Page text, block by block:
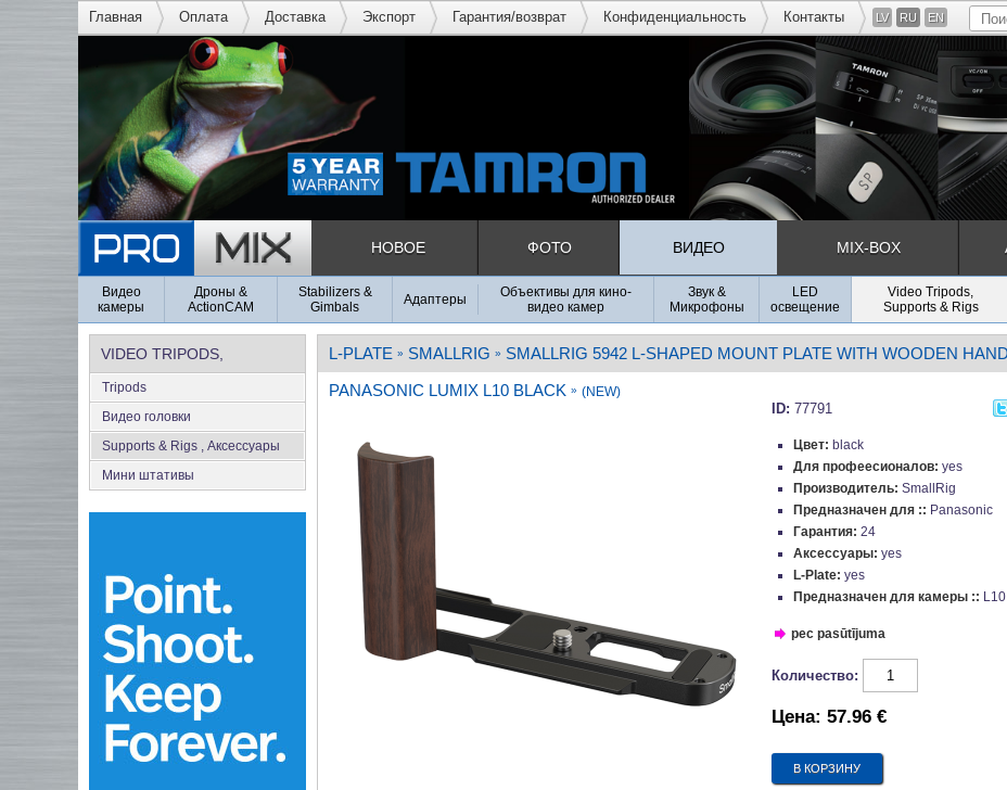
Главная Оплата Доставка Экспорт Гарантия/возврат Конфиденциальность Контакты LV RU EN
НОВОЕ ФОТО ВИДЕО MIX-BOX
Видео
камеры
Дроны &
ActionCAM
Stabilizers &
Gimbals
Адаптеры
Объективы для кино-
видео камер
Звук &
Микрофоны
LED
освещение
Video Tripods,
Supports & Rigs
VIDEO TRIPODS,
SUPPORTS & RIGS
Tripods
Видео головки
Supports & Rigs , Аксеcсуары
Мини штативы
L-PLATE » SMALLRIG » SMALLRIG 5942 L-SHAPED MOUNT PLATE WITH WOODEN
PANASONIC LUMIX L10 BLACK » (NEW)
ID: 77791
Цвет: black
Для профеесионалов: yes
Производитель: SmallRig
Предназначен для :: Panasonic
Гарантия: 24
Аксессуары: yes
L-Plate: yes
Предназначен для камеры :: L10
pec pasūtījuma
Количество:
Цена: 57.96 €